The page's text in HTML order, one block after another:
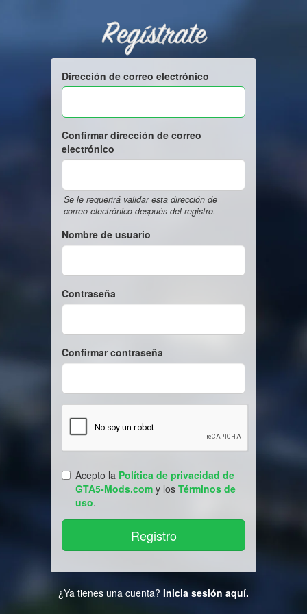
Regístrate
Dirección de correo electrónico
Confirmar dirección de correo
electrónico
Se le requerirá validar esta dirección de
correo electrónico después del registro.
Nombre de usuario
Contraseña
Confirmar contraseña
Acepto la Política de privacidad de
GTA5-Mods.com y los Términos de
uso.
¿Ya tienes una cuenta? Inicia sesión aquí.